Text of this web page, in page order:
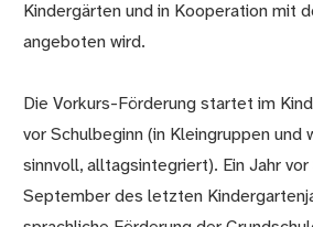
Kindergärten und in Kooperation mit
angeboten wird.
Die Vorkurs-Förderung startet im
vor Schulbeginn (in Kleingruppen und
sinnvoll, alltagsintegriert). Ein Jahr vor
September des letzten